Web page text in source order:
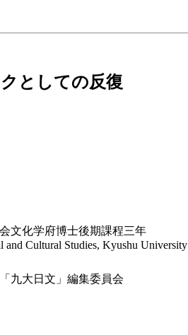
としての反復
文化学府博士後期課程三年
and Cultural Studies, Kyushu University
九大日文」編集委員会